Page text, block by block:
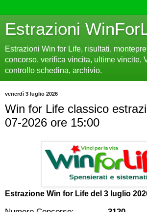
Estrazioni
Estrazioni Win for Life, risultati,
concorso, verifica vincita, ultime vincite,
controllo schedina, archivio.
venerdì 3 luglio 2026
Win for Life classico
07-2026 ore 15:00
Estrazione Win for Life del 3 luglio